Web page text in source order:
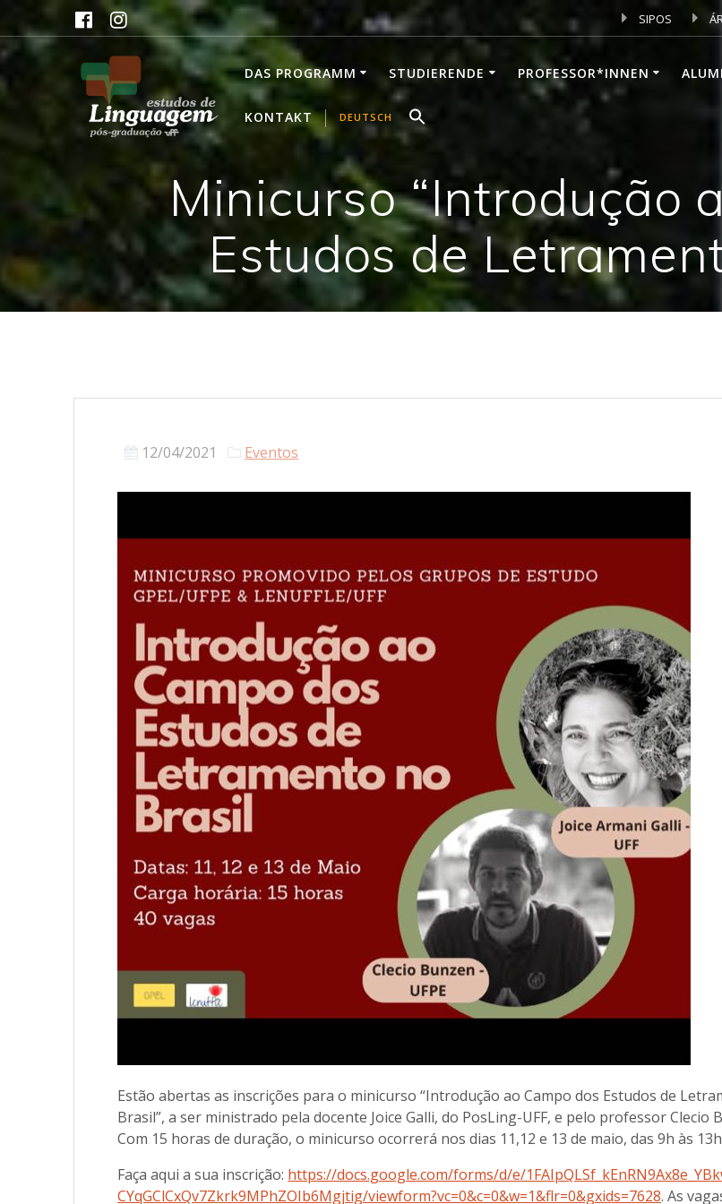
to
content
SIPOS
DAS PROGRAMM STUDIERENDE PROFESSOR*INNEN
KONTAKT DEUTSCH
Minicurso “Introdução
Estudos de
12/04/2021 Eventos
Estão abertas as inscrições para o minicurso “Introdução ao Campo dos Estudos de
Brasil”, a ser ministrado pela docente Joice Galli, do PosLing-UFF, e pelo professor Clecio
Com 15 horas de duração, o minicurso ocorrerá nos dias 11,12 e 13 de maio, das 9h às
Faça aqui a sua inscrição: https://docs.google.com/forms/d/e/
CYqGClCxQv7Zkrk9MPhZOIb6Mgjtig/viewform?vc=0&c=0&w=1&flr=0&gxids=7628. As